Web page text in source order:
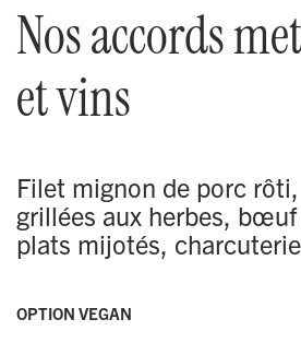
Nos accords
et vins
Filet mignon de porc
grillées aux herbes,
plats mijotés,
OPTION VEGAN